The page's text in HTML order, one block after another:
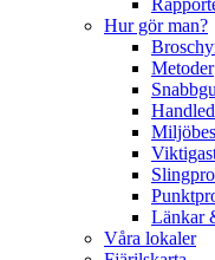
Hur gör man?
Metoder
Länkar
Våra lokaler